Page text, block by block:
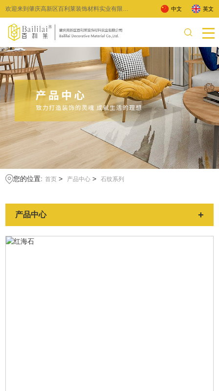
欢迎来到肇庆高新区百利莱装饰材料实业有限公
司 !
中文 英文
您的位置: 首页 > 产品中心 > 石纹系列
产品中心 +